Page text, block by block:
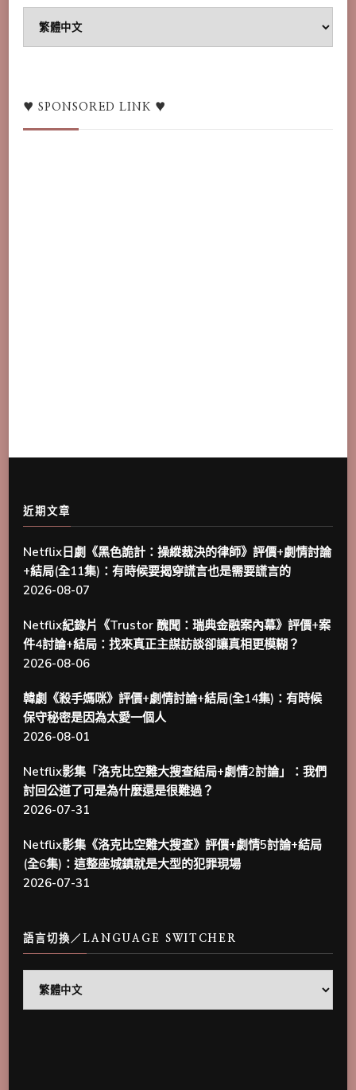
語
言
♥ SPONSORED LINK ♥
近期文章
Netflix日劇《黑色詭計：操縱裁決的律師》評價+劇情討論
+結局(全11集)：有時候要揭穿謊言也是需要謊言的
2026-08-07
Netflix紀錄片《Trustor 醜聞：瑞典金融案內幕》評價+案
件4討論+結局：找來真正主謀訪談卻讓真相更模糊？
2026-08-06
韓劇《殺手媽咪》評價+劇情討論+結局(全14集)：有時候
保守秘密是因為太愛一個人
2026-08-01
Netflix影集「洛克比空難大搜查結局+劇情2討論」：我們
討回公道了可是為什麼還是很難過？
2026-07-31
Netflix影集《洛克比空難大搜查》評價+劇情5討論+結局
(全6集)：這整座城鎮就是大型的犯罪現場
2026-07-31
語言切換／LANGUAGE SWITCHER